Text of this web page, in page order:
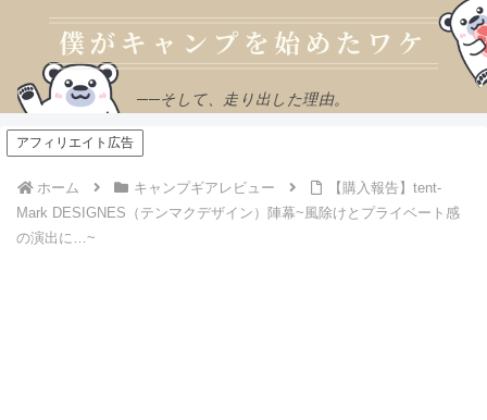
──そして、走り出した理由。
アフィリエイト広告
ホーム キャンプギアレビュー
【購入報告】tent-
Mark DESIGNES（テンマクデザイン）陣幕~風除けとプライベート感
の演出に…~